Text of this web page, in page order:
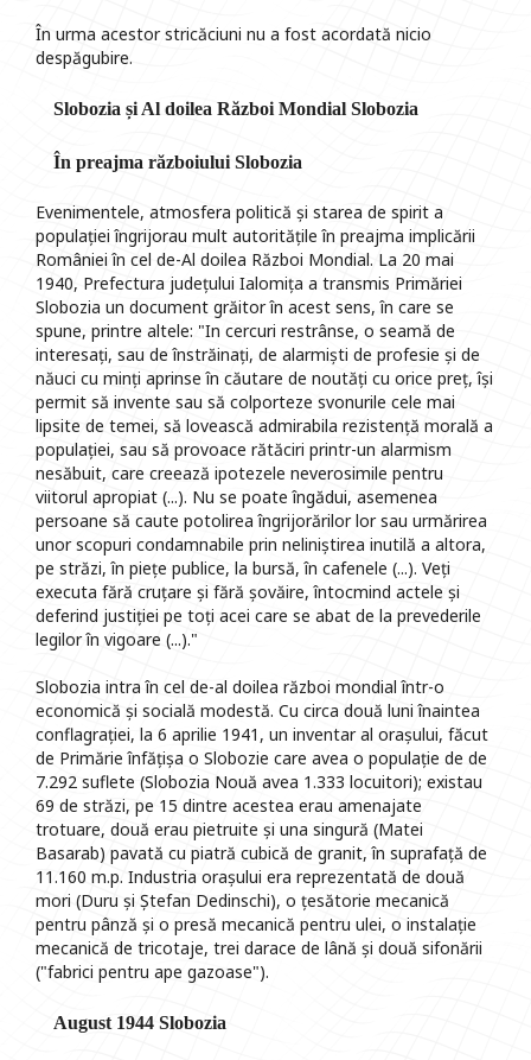
În urma acestor stricăciuni nu a fost acordată nicio
despăgubire.
Slobozia și Al doilea Război Mondial Slobozia
În preajma războiului Slobozia
Evenimentele, atmosfera politică și starea de spirit a
populației îngrijorau mult autoritățile în preajma implicării
României în cel de-Al doilea Război Mondial. La 20 mai
1940, Prefectura județului Ialomița a transmis Primăriei
Slobozia un document grăitor în acest sens, în care se
spune, printre altele: "In cercuri restrânse, o seamă de
interesați, sau de înstrăinați, de alarmiști de profesie și de
năuci cu minți aprinse în căutare de noutăți cu orice preț, își
permit să invente sau să colporteze svonurile cele mai
lipsite de temei, să lovească admirabila rezistență morală a
populației, sau să provoace rătăciri printr-un alarmism
nesăbuit, care creează ipotezele neverosimile pentru
viitorul apropiat (...). Nu se poate îngădui, asemenea
persoane să caute potolirea îngrijorărilor lor sau urmărirea
unor scopuri condamnabile prin neliniștirea inutilă a altora,
pe străzi, în piețe publice, la bursă, în cafenele (...). Veți
executa fără cruțare și fără șovăire, întocmind actele și
deferind justiției pe toți acei care se abat de la prevederile
legilor în vigoare (...)."
Slobozia intra în cel de-al doilea război mondial într-o
economică și socială modestă. Cu circa două luni înaintea
conflagrației, la 6 aprilie 1941, un inventar al orașului, făcut
de Primărie înfățișa o Slobozie care avea o populație de de
7.292 suflete (Slobozia Nouă avea 1.333 locuitori); existau
69 de străzi, pe 15 dintre acestea erau amenajate
trotuare, două erau pietruite și una singură (Matei
Basarab) pavată cu piatră cubică de granit, în suprafață de
11.160 m.p. Industria orașului era reprezentată de două
mori (Duru și Ștefan Dedinschi), o țesătorie mecanică
pentru pânză și o presă mecanică pentru ulei, o instalație
mecanică de tricotaje, trei darace de lână și două sifonării
("fabrici pentru ape gazoase").
August 1944 Slobozia